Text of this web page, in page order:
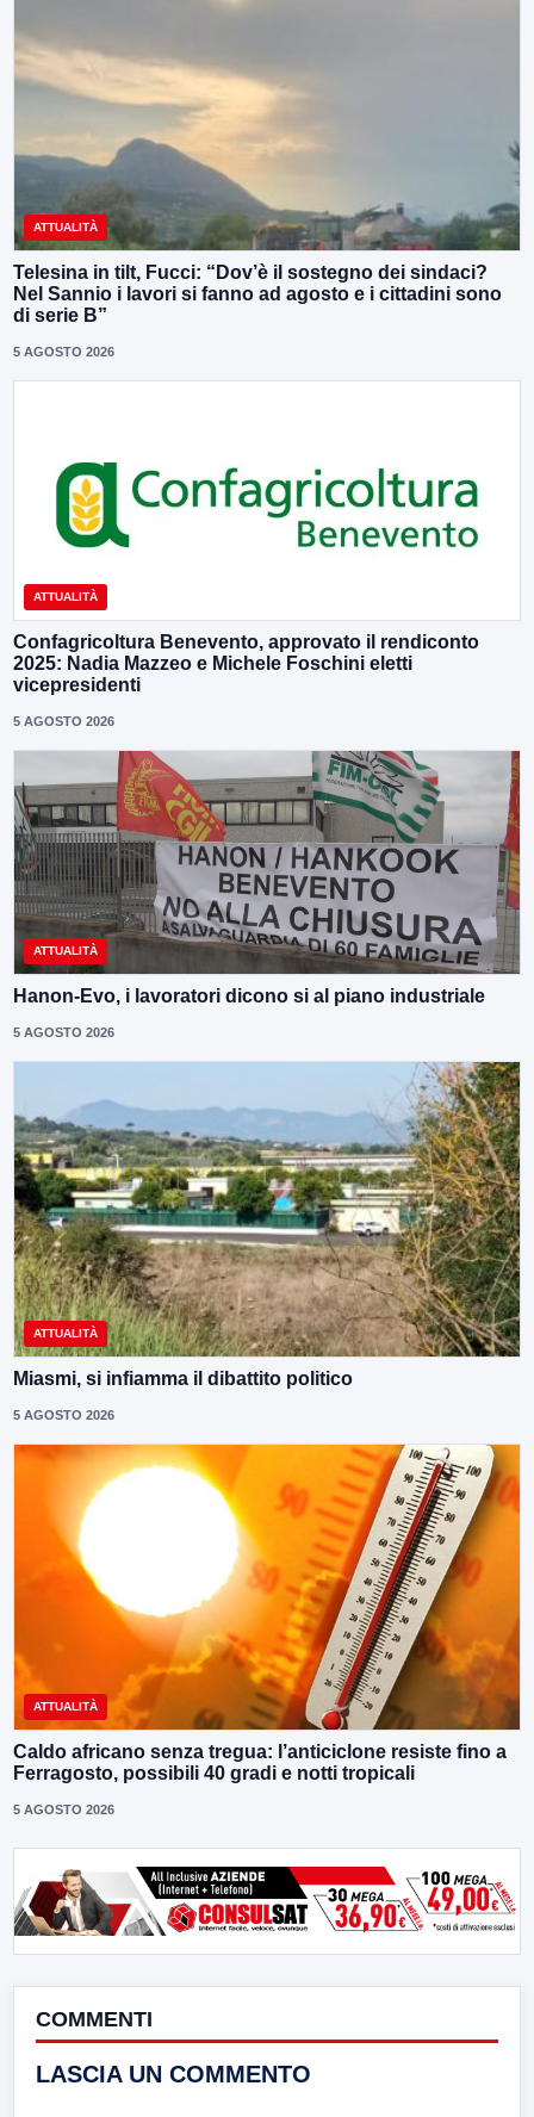
ATTUALITÀ
Telesina in tilt, Fucci: “Dov’è il sostegno dei sindaci?
Nel Sannio i lavori si fanno ad agosto e i cittadini sono
di serie B”
5 AGOSTO 2026
ATTUALITÀ
Confagricoltura Benevento, approvato il rendiconto
2025: Nadia Mazzeo e Michele Foschini eletti
vicepresidenti
5 AGOSTO 2026
ATTUALITÀ
Hanon-Evo, i lavoratori dicono si al piano industriale
5 AGOSTO 2026
ATTUALITÀ
Miasmi, si infiamma il dibattito politico
5 AGOSTO 2026
ATTUALITÀ
Caldo africano senza tregua: l’anticiclone resiste fino a
Ferragosto, possibili 40 gradi e notti tropicali
5 AGOSTO 2026
COMMENTI
LASCIA UN COMMENTO